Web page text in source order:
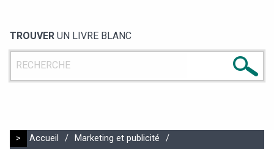
TROUVER UN LIVRE BLANC
> Accueil / Marketing et publicité
/